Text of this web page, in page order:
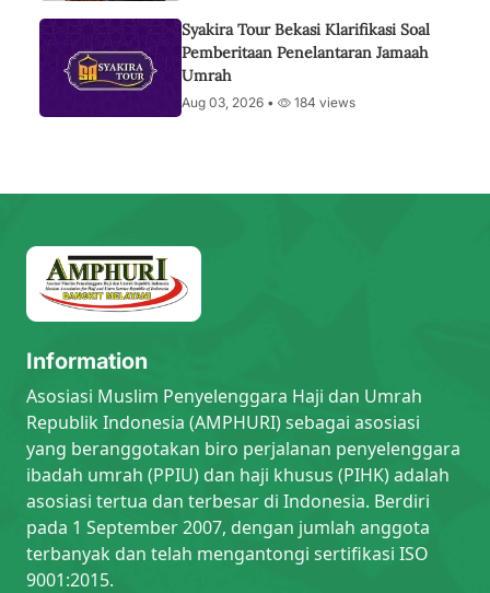
Syakira Tour Bekasi Klarifikasi Soal
Pemberitaan Penelantaran Jamaah
Umrah
Aug 03, 2026 • 184 views
Information
Asosiasi Muslim Penyelenggara Haji dan Umrah
Republik Indonesia (AMPHURI) sebagai asosiasi
yang beranggotakan biro perjalanan penyelenggara
ibadah umrah (PPIU) dan haji khusus (PIHK) adalah
asosiasi tertua dan terbesar di Indonesia. Berdiri
pada 1 September 2007, dengan jumlah anggota
terbanyak dan telah mengantongi sertifikasi ISO
9001:2015.